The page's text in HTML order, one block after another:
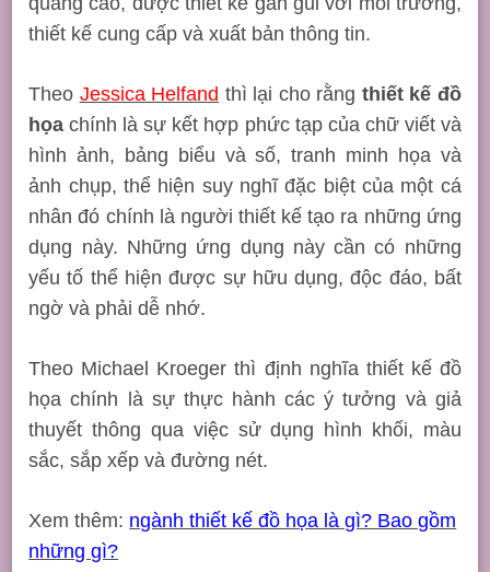
thiết kế cung cấp và xuất bản thông tin.
Theo Jessica Helfand thì lại cho rằng thiết kế đồ
họa chính là sự kết hợp phức tạp của chữ viết và
hình ảnh, bảng biểu và số, tranh minh họa và
ảnh chụp, thể hiện suy nghĩ đặc biệt của một cá
nhân đó chính là người thiết kế tạo ra những ứng
dụng này. Những ứng dụng này cần có những
yếu tố thể hiện được sự hữu dụng, độc đáo, bất
ngờ và phải dễ nhớ.
Theo Michael Kroeger thì định nghĩa thiết kế đồ
họa chính là sự thực hành các ý tưởng và giả
thuyết thông qua việc sử dụng hình khối, màu
sắc, sắp xếp và đường nét.
Xem thêm: ngành thiết kế đồ họa là gì? Bao gồm
những gì?